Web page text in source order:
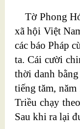
Tờ Phong
xã hội Việt
các báo Pháp
ta. Cái cười
thời danh
tiếng tăm,
Triều chạy
Sau khi ra lại